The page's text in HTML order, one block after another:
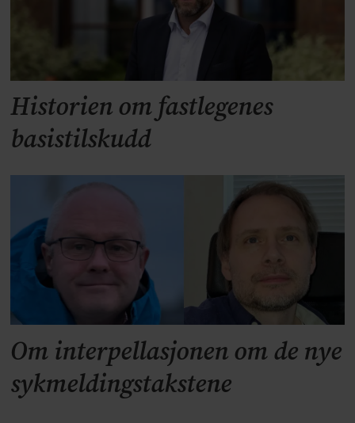
Historien om fastlegenes
basistilskudd
Om interpellasjonen om de nye
sykmeldingstakstene